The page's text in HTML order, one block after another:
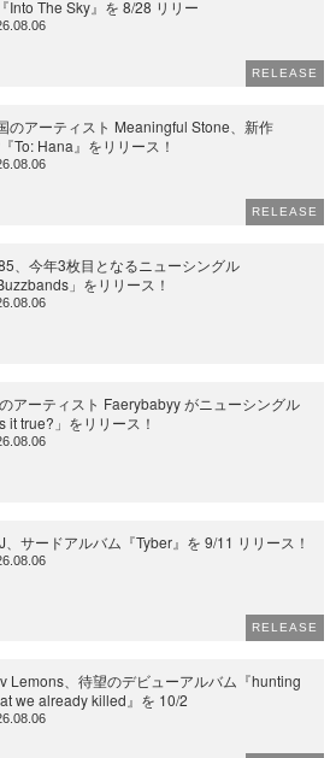
Into The Sky』を 8/28 リリー
RELEASE
のアーティスト Meaningful Stone、新作
To: Hana』をリリース！
RELEASE
、今年3枚目となるニューシングル
」をリリース！
アーティスト Faerybabyy がニューシングル
it true?」をリリース！
、サードアルバム『Tyber』を 9/11 リリース！
RELEASE
Lemons、待望のデビューアルバム『hunting
we already killed』を 10/2